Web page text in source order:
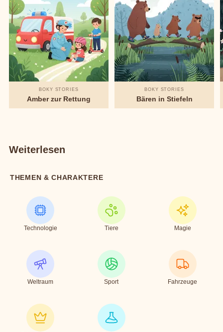
BOKY STORIES
Amber zur Rettung
BOKY STORIES
Bären in Stiefeln
Weiterlesen
THEMEN & CHARAKTERE
Technologie Tiere Magie
Weltraum Sport Fahrzeuge